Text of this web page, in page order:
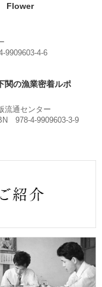
Flower
4-6
の漁業密着ルポ
流通センター
978-4-9909603-3-9